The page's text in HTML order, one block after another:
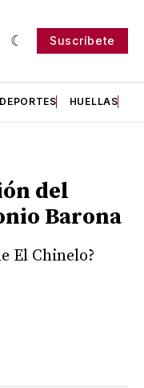
Suscríbete
DEPORTES HUELLAS
del
Barona
El Chinelo?